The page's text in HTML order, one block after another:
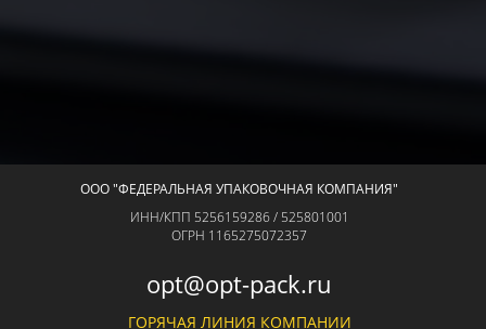
ООО "ФЕДЕРАЛЬНАЯ УПАКОВОЧНАЯ КОМПАНИЯ"
ИНН/КПП 5256159286 / 525801001
ОГРН 1165275072357
opt@opt-pack.ru
ГОРЯЧАЯ ЛИНИЯ КОМПАНИИ